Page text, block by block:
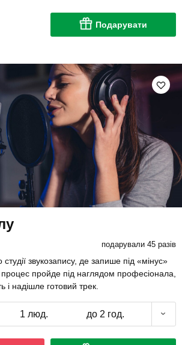
Подарувати
подарували 45 разів
звукозапису, де запише під «мінус»
пройде під наглядом професіонала,
і надішле готовий трек.
1 люд. до 2 год.